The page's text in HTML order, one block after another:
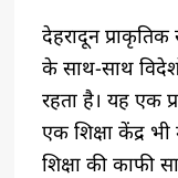
देहरादून
के साथ-साथ
रहता है। यह एक
एक शिक्षा केंद्र
शिक्षा की काफी